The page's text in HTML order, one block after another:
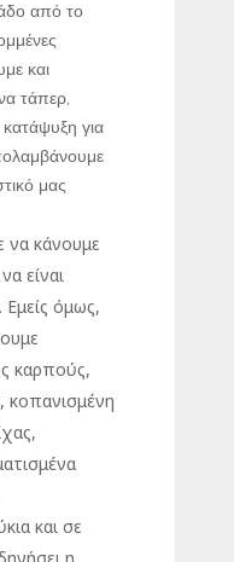
από το
και
τάπερ,
για
μας
να κάνουμε
είναι
Εμείς όμως,
καρπούς,
κοπανισμένη
και σε